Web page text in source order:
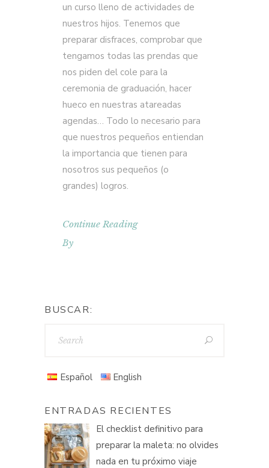
un curso lleno de actividades de
nuestros hijos. Tenemos que
preparar disfraces, comprobar que
tengamos todas las prendas que
nos piden del cole para la
ceremonia de graduación, hacer
hueco en nuestras atareadas
agendas… Todo lo necesario para
que nuestros pequeños entiendan
la importancia que tienen para
nosotros sus pequeños (o
grandes) logros.
Continue Reading
By
BUSCAR:
Español English
ENTRADAS RECIENTES
El checklist definitivo para
preparar la maleta: no olvides
nada en tu próximo viaje